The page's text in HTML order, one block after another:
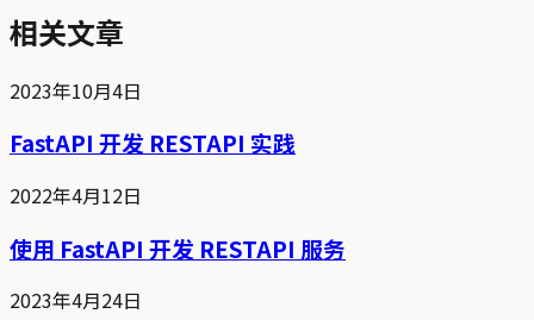
相关文章
2023年10月4日
FastAPI 开发 RESTAPI 实践
2022年4月12日
使用 FastAPI 开发 RESTAPI 服务
2023年4月24日